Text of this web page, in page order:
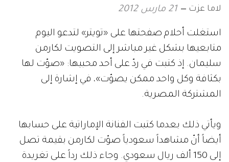
لاما عزت 21 مارس 2012
استغلت أحلام صفحتها على «تويتر» لتدعو اليوم
متابعيها بشكل غير مباشر إلى التصويت لكارمن
سليمان. إذ كتبت في ردّ على أحد محبيها: «صوّت لها
بكثافة وكل واحد ممكن يصوّت»، في إشارة إلى
المشتركة المصرية.
ويأتي ذلك بعدما كتبت الفنانة الإماراتية على حسابها
أيضاً أنّ مشاهداً سعودياً صوّت لكارمن بقيمة تصل
إلى 150 ألف ريال سعودي. وجاء ذلك رداً على تغريدة